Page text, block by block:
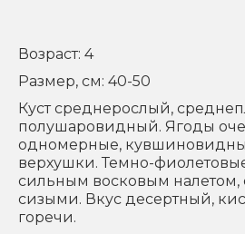
Возраст: 4
Размер, см: 40-50
Куст среднерослый,
полушаровидный. Ягоды
одномерные,
верхушки. Темно-
сильным восковым налетом,
сизыми. Вкус десертный,
горечи.